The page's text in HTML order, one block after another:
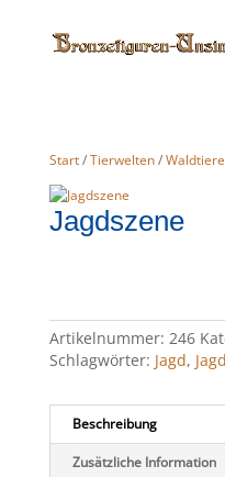
Start/Tierwelten/Waldtiere
Jagdszene
Artikelnummer: 246
Schlagwörter: Jagd,
Beschreibung
Zusätzliche Information